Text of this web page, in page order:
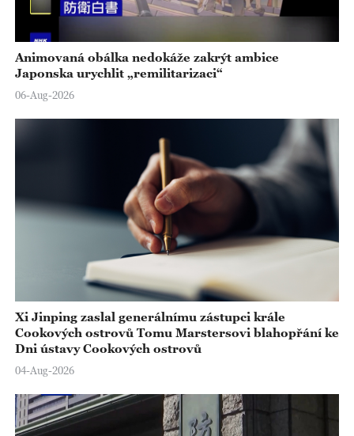
d
e
o
Animovaná obálka nedokáže zakrýt ambice
Japonska urychlit „remilitarizaci“
06-Aug-2026
Xi Jinping zaslal generálnímu zástupci krále
Cookových ostrovů Tomu Marstersovi blahopřání ke
Dni ústavy Cookových ostrovů
04-Aug-2026